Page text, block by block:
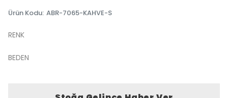
Ürün Kodu: ABR-7065-KAHVE-S
RENK
BEDEN